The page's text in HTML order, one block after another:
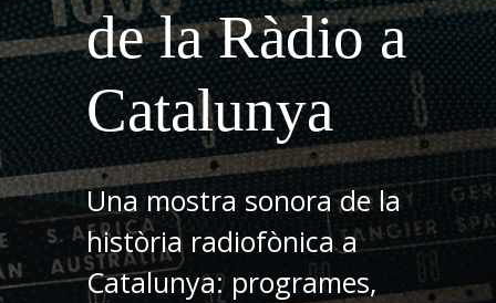
de la Ràdio a
Catalunya
Una mostra sonora de la
història radiofònica a
Catalunya: programes,